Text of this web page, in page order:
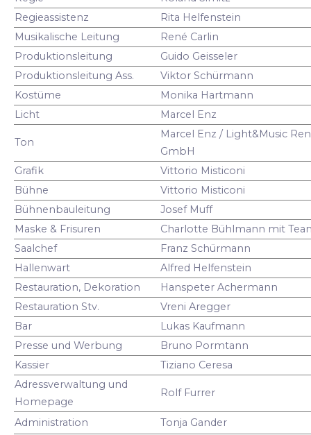
Regieassistenz
Rita Helfenstein
Musikalische Leitung
René Carlin
Produktionsleitung
Guido Geisseler
Produktionsleitung Ass.
Viktor Schürmann
Kostüme
Monika Hartmann
Licht
Marcel Enz
Ton
Marcel Enz / Light&Music
GmbH
Grafik
Vittorio Misticoni
Bühne
Vittorio Misticoni
Bühnenbauleitung
Josef Muff
Maske & Frisuren
Charlotte Bühlmann mit
Saalchef
Franz Schürmann
Hallenwart
Alfred Helfenstein
Restauration, Dekoration
Hanspeter Achermann
Restauration Stv.
Vreni Aregger
Bar
Lukas Kaufmann
Presse und Werbung
Bruno Pormtann
Kassier
Tiziano Ceresa
Adressverwaltung und
Homepage
Rolf Furrer
Administration
Tonja Gander